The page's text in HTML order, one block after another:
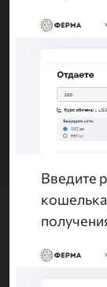
Введите